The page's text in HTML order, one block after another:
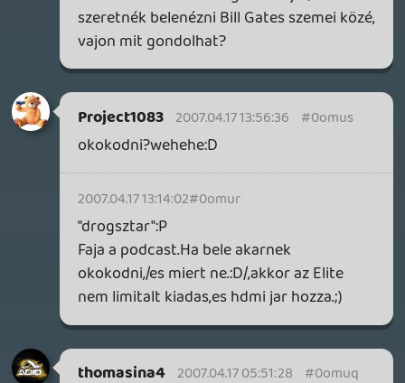
De most már végleg lezéérva a DS vs PSP
téma, vagy bannolom magamat. 🙂
Kenny 2007.04.16 23:30:44
Kenny 2007.04.16 23:30:44 #0omun
Tudtommal ugyanazok a hangok,
(fülessel facás)
Antaru: Majd egyszer porold le a DS- t, és
vegyél hozzá valamit, mert játék nélkül
nekem se jönne be 😃
Off vége: Kira volt a podcast, tetszett
nagyon. Beröhögtem ezen: Oldern:
XDDDDDD